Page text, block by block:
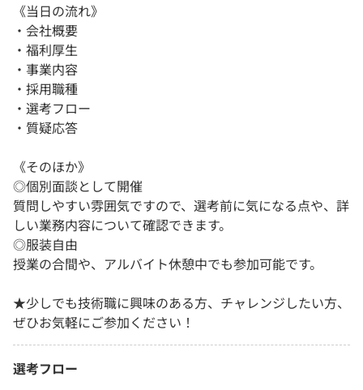
《当日の流れ》
・会社概要
・福利厚生
・事業内容
・採用職種
・選考フロー
・質疑応答
《そのほか》
◎個別面談として開催
質問しやすい雰囲気ですので、選考前に気になる点や、詳
しい業務内容について確認できます。
◎服装自由
授業の合間や、アルバイト休憩中でも参加可能です。
★少しでも技術職に興味のある方、チャレンジしたい方、
ぜひお気軽にご参加ください！
選考フロー